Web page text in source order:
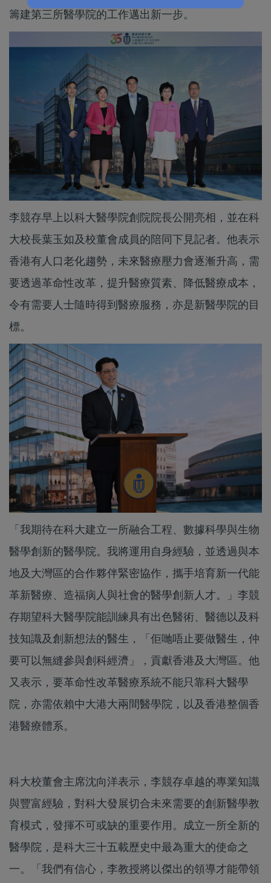
籌建第三所醫學院的工作邁出新一步。
李競存早上以科大醫學院創院院長公開亮相，並在科
大校長葉玉如及校董會成員的陪同下見記者。他表示
香港有人口老化趨勢，未來醫療壓力會逐漸升高，需
要透過革命性改革，提升醫療質素、降低醫療成本，
令有需要人士隨時得到醫療服務，亦是新醫學院的目
標。
「我期待在科大建立一所融合工程、數據科學與生物
醫學創新的醫學院。我將運用自身經驗，並透過與本
地及大灣區的合作夥伴緊密協作，攜手培育新一代能
革新醫療、造福病人與社會的醫學創新人才。」李競
存期望科大醫學院能訓練具有出色醫術、醫德以及科
技知識及創新想法的醫生，「佢哋唔止要做醫生，仲
要可以無縫參與創科經濟」，貢獻香港及大灣區。他
又表示，要革命性改革醫療系統不能只靠科大醫學
院，亦需依賴中大港大兩間醫學院，以及香港整個香
港醫療體系。
科大校董會主席沈向洋表示，李競存卓越的專業知識
與豐富經驗，對科大發展切合未來需要的創新醫學教
育模式，發揮不可或缺的重要作用。成立一所全新的
醫學院，是科大三十五載歷史中最為重大的使命之
一。「我們有信心，李教授將以傑出的領導才能帶領